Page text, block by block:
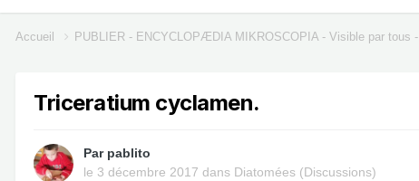
Accueil PUBLIER - ENCYCLOPÆDIA MIKROSCOPIA - Visible par tous -
Triceratium cyclamen.
Par pablito
le 3 décembre 2017 dans Diatomées (Discussions)